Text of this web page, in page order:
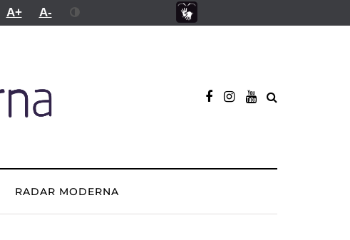
A+ A-
RADAR MODERNA